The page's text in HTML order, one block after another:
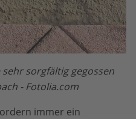
sorgfältig gegossen
- Fotolia.com
immer ein